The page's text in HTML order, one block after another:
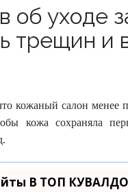
об уходе
трещин и
кожаный салон менее
кожа сохраняла
В ТОП